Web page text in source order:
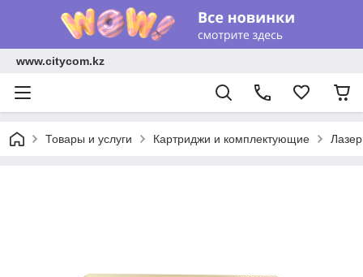
www.citycom.kz
Товары и услуги Картриджи и комплектующие